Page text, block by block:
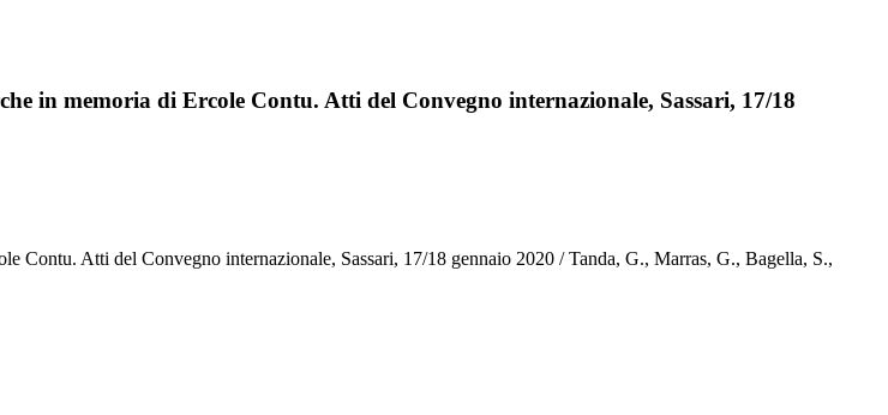
in memoria di Ercole Contu. Atti del Convegno internazionale, Sassari, 17/18
Contu. Atti del Convegno internazionale, Sassari, 17/18 gennaio 2020 / Tanda, G., Marras, G., Bagella, S.,